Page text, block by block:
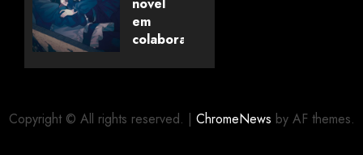
dos
Livros
em
colaboração
Copyright © All rights reserved. | ChromeNews by AF themes.